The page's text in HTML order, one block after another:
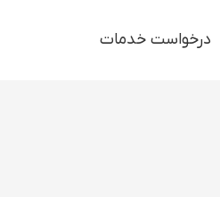
درخواست خدمات